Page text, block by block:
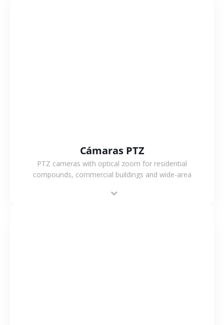
Cámaras PTZ
PTZ cameras with optical zoom for residential
compounds, commercial buildings and wide-area
flexible coverage.